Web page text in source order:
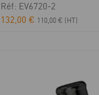
Réf: EV6720-2
132,00 € 110,00 € (HT)